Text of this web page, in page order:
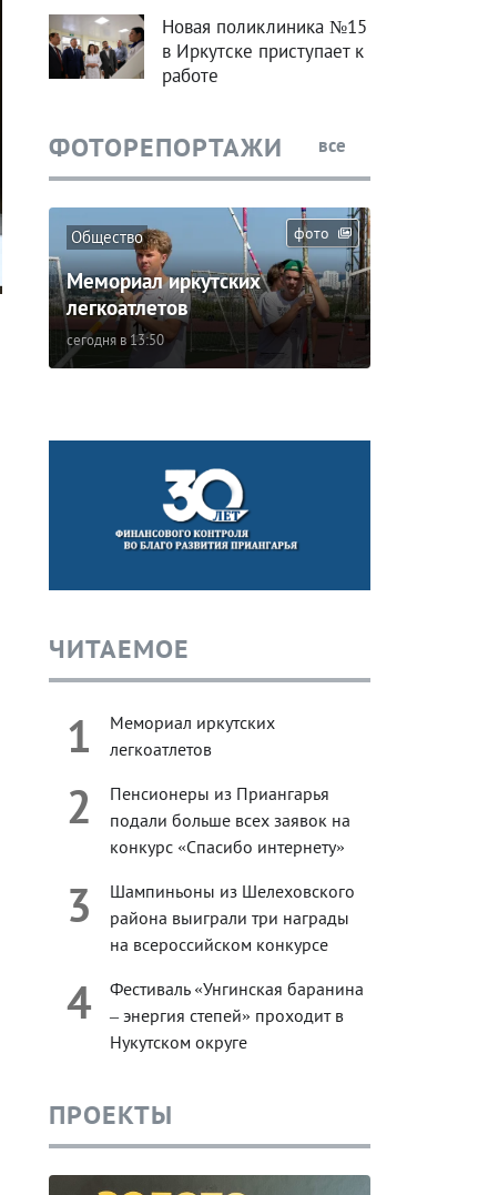
Новая поликлиника №15
в Иркутске приступает к
работе
ФОТОРЕПОРТАЖИ все
фото
Общество
Мемориал иркутских
легкоатлетов
сегодня в 13:50
ЧИТАЕМОЕ
1
Мемориал иркутских
легкоатлетов
2
Пенсионеры из Приангарья
подали больше всех заявок на
конкурс «Спасибо интернету»
3
Шампиньоны из Шелеховского
района выиграли три награды
на всероссийском конкурсе
4
Фестиваль «Унгинская баранина
– энергия степей» проходит в
Нукутском округе
ПРОЕКТЫ